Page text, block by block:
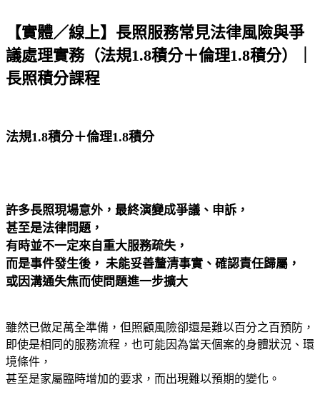
【實體／線上】長照服務常見法律風險與爭
議處理實務（法規1.8積分＋倫理1.8積分）｜
長照積分課程
法規1.8積分＋倫理1.8積分
許多長照現場意外，最終演變成爭議、申訴，
甚至是法律問題，
有時並不一定來自重大服務疏失，
而是事件發生後， 未能妥善釐清事實、確認責任歸屬，
或因溝通失焦而使問題進一步擴大
雖然已做足萬全準備，但照顧風險卻還是難以百分之百預防，
即使是相同的服務流程，也可能因為當天個案的身體狀況、環
境條件，
甚至是家屬臨時增加的要求，而出現難以預期的變化。